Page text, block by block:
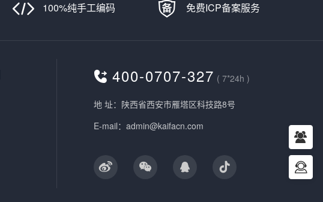
100%纯手工编码 免费ICP备案服务
400-0707-327 ( 7*24h )
地 址：陕西省西安市雁塔区科技路8号
E-mail：admin@kaifacn.com